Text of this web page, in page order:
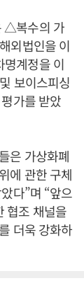
△복수의 가
외법인을 이
계정을 이
보이스피싱
가를 받았
은 가상화폐
에 관한 구체
다”며 “앞으
협조 채널을
더욱 강화하